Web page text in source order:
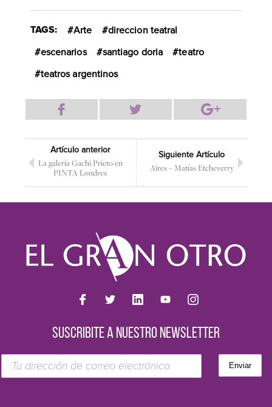
TAGS: Arte
direccion teatral
escenarios
santiago doria
teatro
teatros argentinos
Artículo anterior
La galería Gachi Prieto en
PINTA Londres
Siguiente Artículo
Aires – Matías Etcheverry
SUSCRIBITE A NUESTRO NEWSLETTER